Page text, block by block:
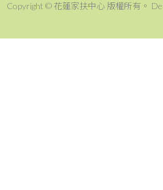
Copyright © 花蓮家扶中心 版權所有。